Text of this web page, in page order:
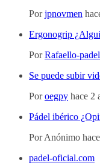
Porjpnovmen
Ergonogrip
PorRafaello-padel
Se puede subir
Poroegpy hace 2
Pádel ibérico
PorAnónimo
padel-oficial.com